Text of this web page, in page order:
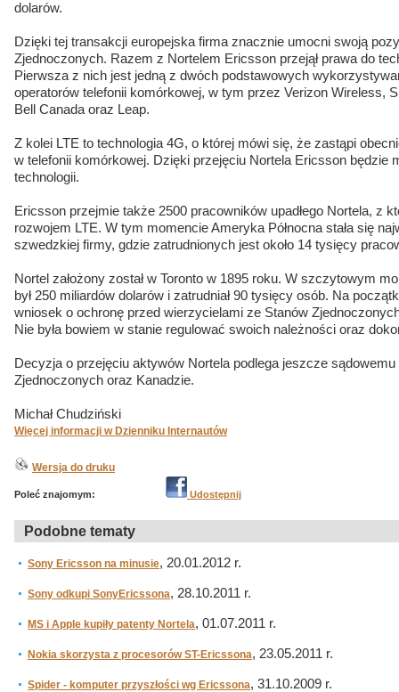
dolarów.
Dzięki tej transakcji europejska firma znacznie umocni swoją
Zjednoczonych. Razem z Nortelem Ericsson przejął prawa do
Pierwsza z nich jest jedną z dwóch podstawowych
operatorów telefonii komórkowej, w tym przez Verizon Wireless,
Bell Canada oraz Leap.
Z kolei LTE to technologia 4G, o której mówi się, że zastąpi
w telefonii komórkowej. Dzięki przejęciu Nortela Ericsson będzie
technologii.
Ericsson przejmie także 2500 pracowników upadłego Nortela, z
rozwojem LTE. W tym momencie Ameryka Północna stała się
szwedzkiej firmy, gdzie zatrudnionych jest około 14 tysięcy
Nortel założony został w Toronto w 1895 roku. W szczytowym
był 250 miliardów dolarów i zatrudniał 90 tysięcy osób. Na
wniosek o ochronę przed wierzycielami ze Stanów
Nie była bowiem w stanie regulować swoich należności oraz
Decyzja o przejęciu aktywów Nortela podlega jeszcze
Zjednoczonych oraz Kanadzie.
Michał Chudziński
Więcej informacji w Dzienniku Internautów
Wersja do druku
Poleć znajomym: Udostępnij
Podobne tematy
Sony Ericsson na minusie, 20.01.2012 r.
Sony odkupi SonyEricssona, 28.10.2011 r.
MS i Apple kupiły patenty Nortela, 01.07.2011 r.
Nokia skorzysta z procesorów ST-Ericssona, 23.05.2011 r.
Spider - komputer przyszłości wg Ericssona, 31.10.2009 r.